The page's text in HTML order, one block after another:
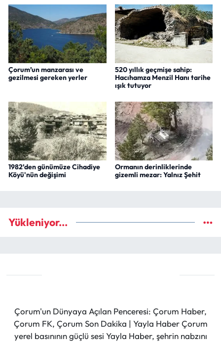
Çorum’un manzarası ve
gezilmesi gereken yerler
520 yıllık geçmişe sahip:
Hacıhamza Menzil Hanı tarihe
ışık tutuyor
1982’den günümüze Cihadiye
Köyü'nün değişimi
Ormanın derinliklerinde
gizemli mezar: Yalnız Şehit
Yükleniyor...
Çorum'un Dünyaya Açılan Penceresi: Çorum Haber,
Çorum FK, Çorum Son Dakika | Yayla Haber Çorum
yerel basınının güçlü sesi Yayla Haber, şehrin nabzını